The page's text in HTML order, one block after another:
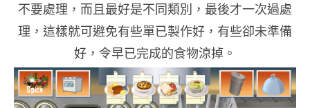
不要處理，而且最好是不同類別，最後才一次過處
理，這樣就可避免有些單已製作好，有些卻未準備
好，令早已完成的食物涼掉。